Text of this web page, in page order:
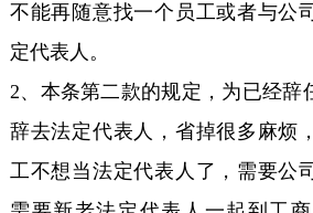
不能再随意找一个员工或者与公
定代表人。
2、本条第二款的规定，为已经辞
辞去法定代表人，省掉很多麻烦
工不想当法定代表人了，需要公